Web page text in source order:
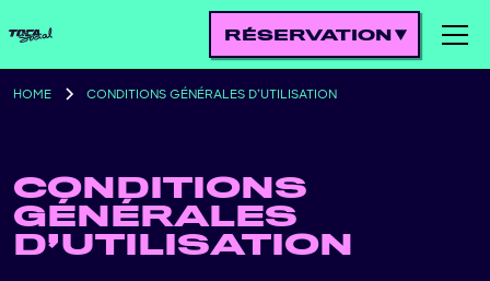
RÉSERVATION
HOME CONDITIONS GÉNÉRALES D’UTILISATION
CONDITIONS
GÉNÉRALES
D’UTILISATION